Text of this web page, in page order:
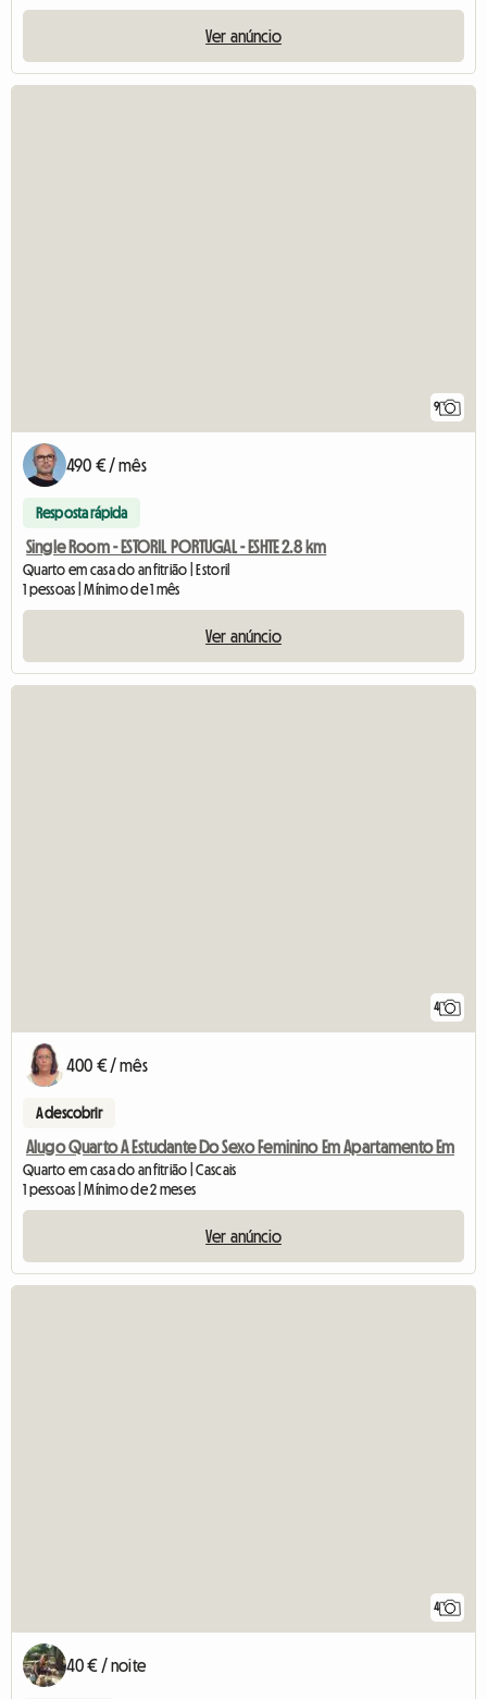
Ver anúncio
9
490 € / mês
Resposta rápida
Single Room - ESTORIL PORTUGAL - ESHTE 2.8 km
Quarto em casa do anfitrião | Estoril
1 pessoas | Mínimo de 1 mês
Ver anúncio
4
400 € / mês
A descobrir
Alugo Quarto A Estudante Do Sexo Feminino Em Apartamento Em
Quarto em casa do anfitrião | Cascais
1 pessoas | Mínimo de 2 meses
Ver anúncio
4
40 € / noite